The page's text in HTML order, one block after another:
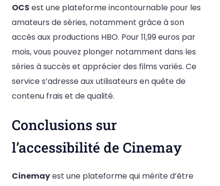
OCS est une plateforme incontournable pour les
amateurs de séries, notamment grâce à son
accès aux productions HBO. Pour 11,99 euros par
mois, vous pouvez plonger notamment dans les
séries à succès et apprécier des films variés. Ce
service s’adresse aux utilisateurs en quête de
contenu frais et de qualité.
Conclusions sur
l’accessibilité de Cinemay
Cinemayest une plateforme qui mérite d’être